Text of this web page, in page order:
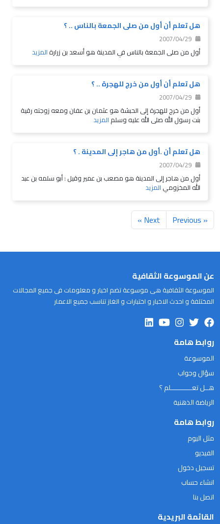
هل تعلم أن أول من صلى الجمعة بالناس .. ؟
2007/04/29
أول من صلى الجمعة بالناس في المدينة هو أسعد بن زرارة المزيد
هل تعلم أن أول من خرج للهجرة .. ؟
2007/04/29
أول من خرج للهجرة إلى الحبشة هو عثمان بن عفان ومعه زوجته رقية
بنت رسول الله صلى الله عليه وسلم المزيد
هل تعلم أن .أول من هاجر إلى المدينة . ؟
2007/04/29
أول من هاجر إلى المدينة هو مصعب بن عمير وقيل : أبو سلمه بن عبد
الله المخزومي المزيد
« Previous
Next »
عن الموسوعة الثقافية
الموسوعة الثقافية هى موسوعة تضم اخبار و معلومات فى جميع المجالات
المختلفة و احدث الاخبار و اختبارات و الغاز تناسب جميع الاعمار
روابط هامة
الموسوعة
سؤال وجواب
هــل تعـــــــــــلم ؟
الرياضة الذهنية
روابط هامة
مثل اليوم
الفيديو
تسجيل دخول
انشاء حساب
اتصل بنا
القائمة البريدية